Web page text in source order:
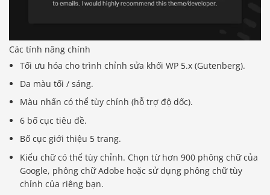
Các tính năng chính
Tối ưu hóa cho trình chỉnh sửa khối WP 5.x (Gutenberg).
Da màu tối / sáng.
Màu nhấn có thể tùy chỉnh (hỗ trợ độ dốc).
6 bố cục tiêu đề.
Bố cục giới thiệu 5 trang.
Kiểu chữ có thể tùy chỉnh. Chọn từ hơn 900 phông chữ của
Google, phông chữ Adobe hoặc sử dụng phông chữ tùy
chỉnh của riêng bạn.